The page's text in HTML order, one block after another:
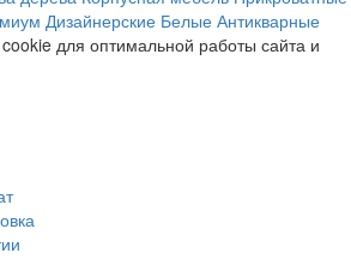
Дизайнерские Белые Антикварные
для оптимальной работы сайта и